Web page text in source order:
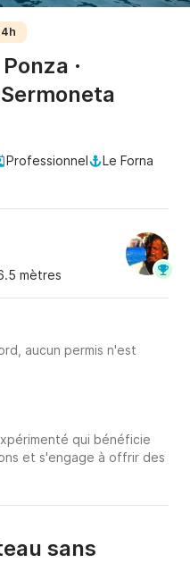
·
Professionnel
Le Forna
mètres
aucun permis n'est
qui bénéficie
et s'engage à offrir des
sans